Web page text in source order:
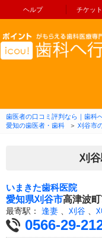
ヘルプ チケッ
歯医者の口コミ評判なら｜歯科
愛知の歯医者・歯科
＞ 刈谷市
刈
いまきた歯科医院
愛知県刈谷市高津波
最寄駅： 逢妻 刈谷
0566-29-